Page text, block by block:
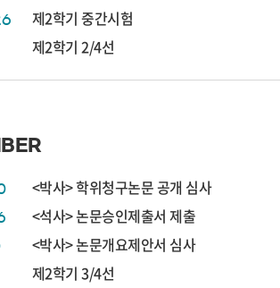
제2학기 중간시험
제2학기 2/4선
<박사> 학위청구논문 공개 심사
<석사> 논문승인제출서 제출
<박사> 논문개요제안서 심사
제2학기 3/4선